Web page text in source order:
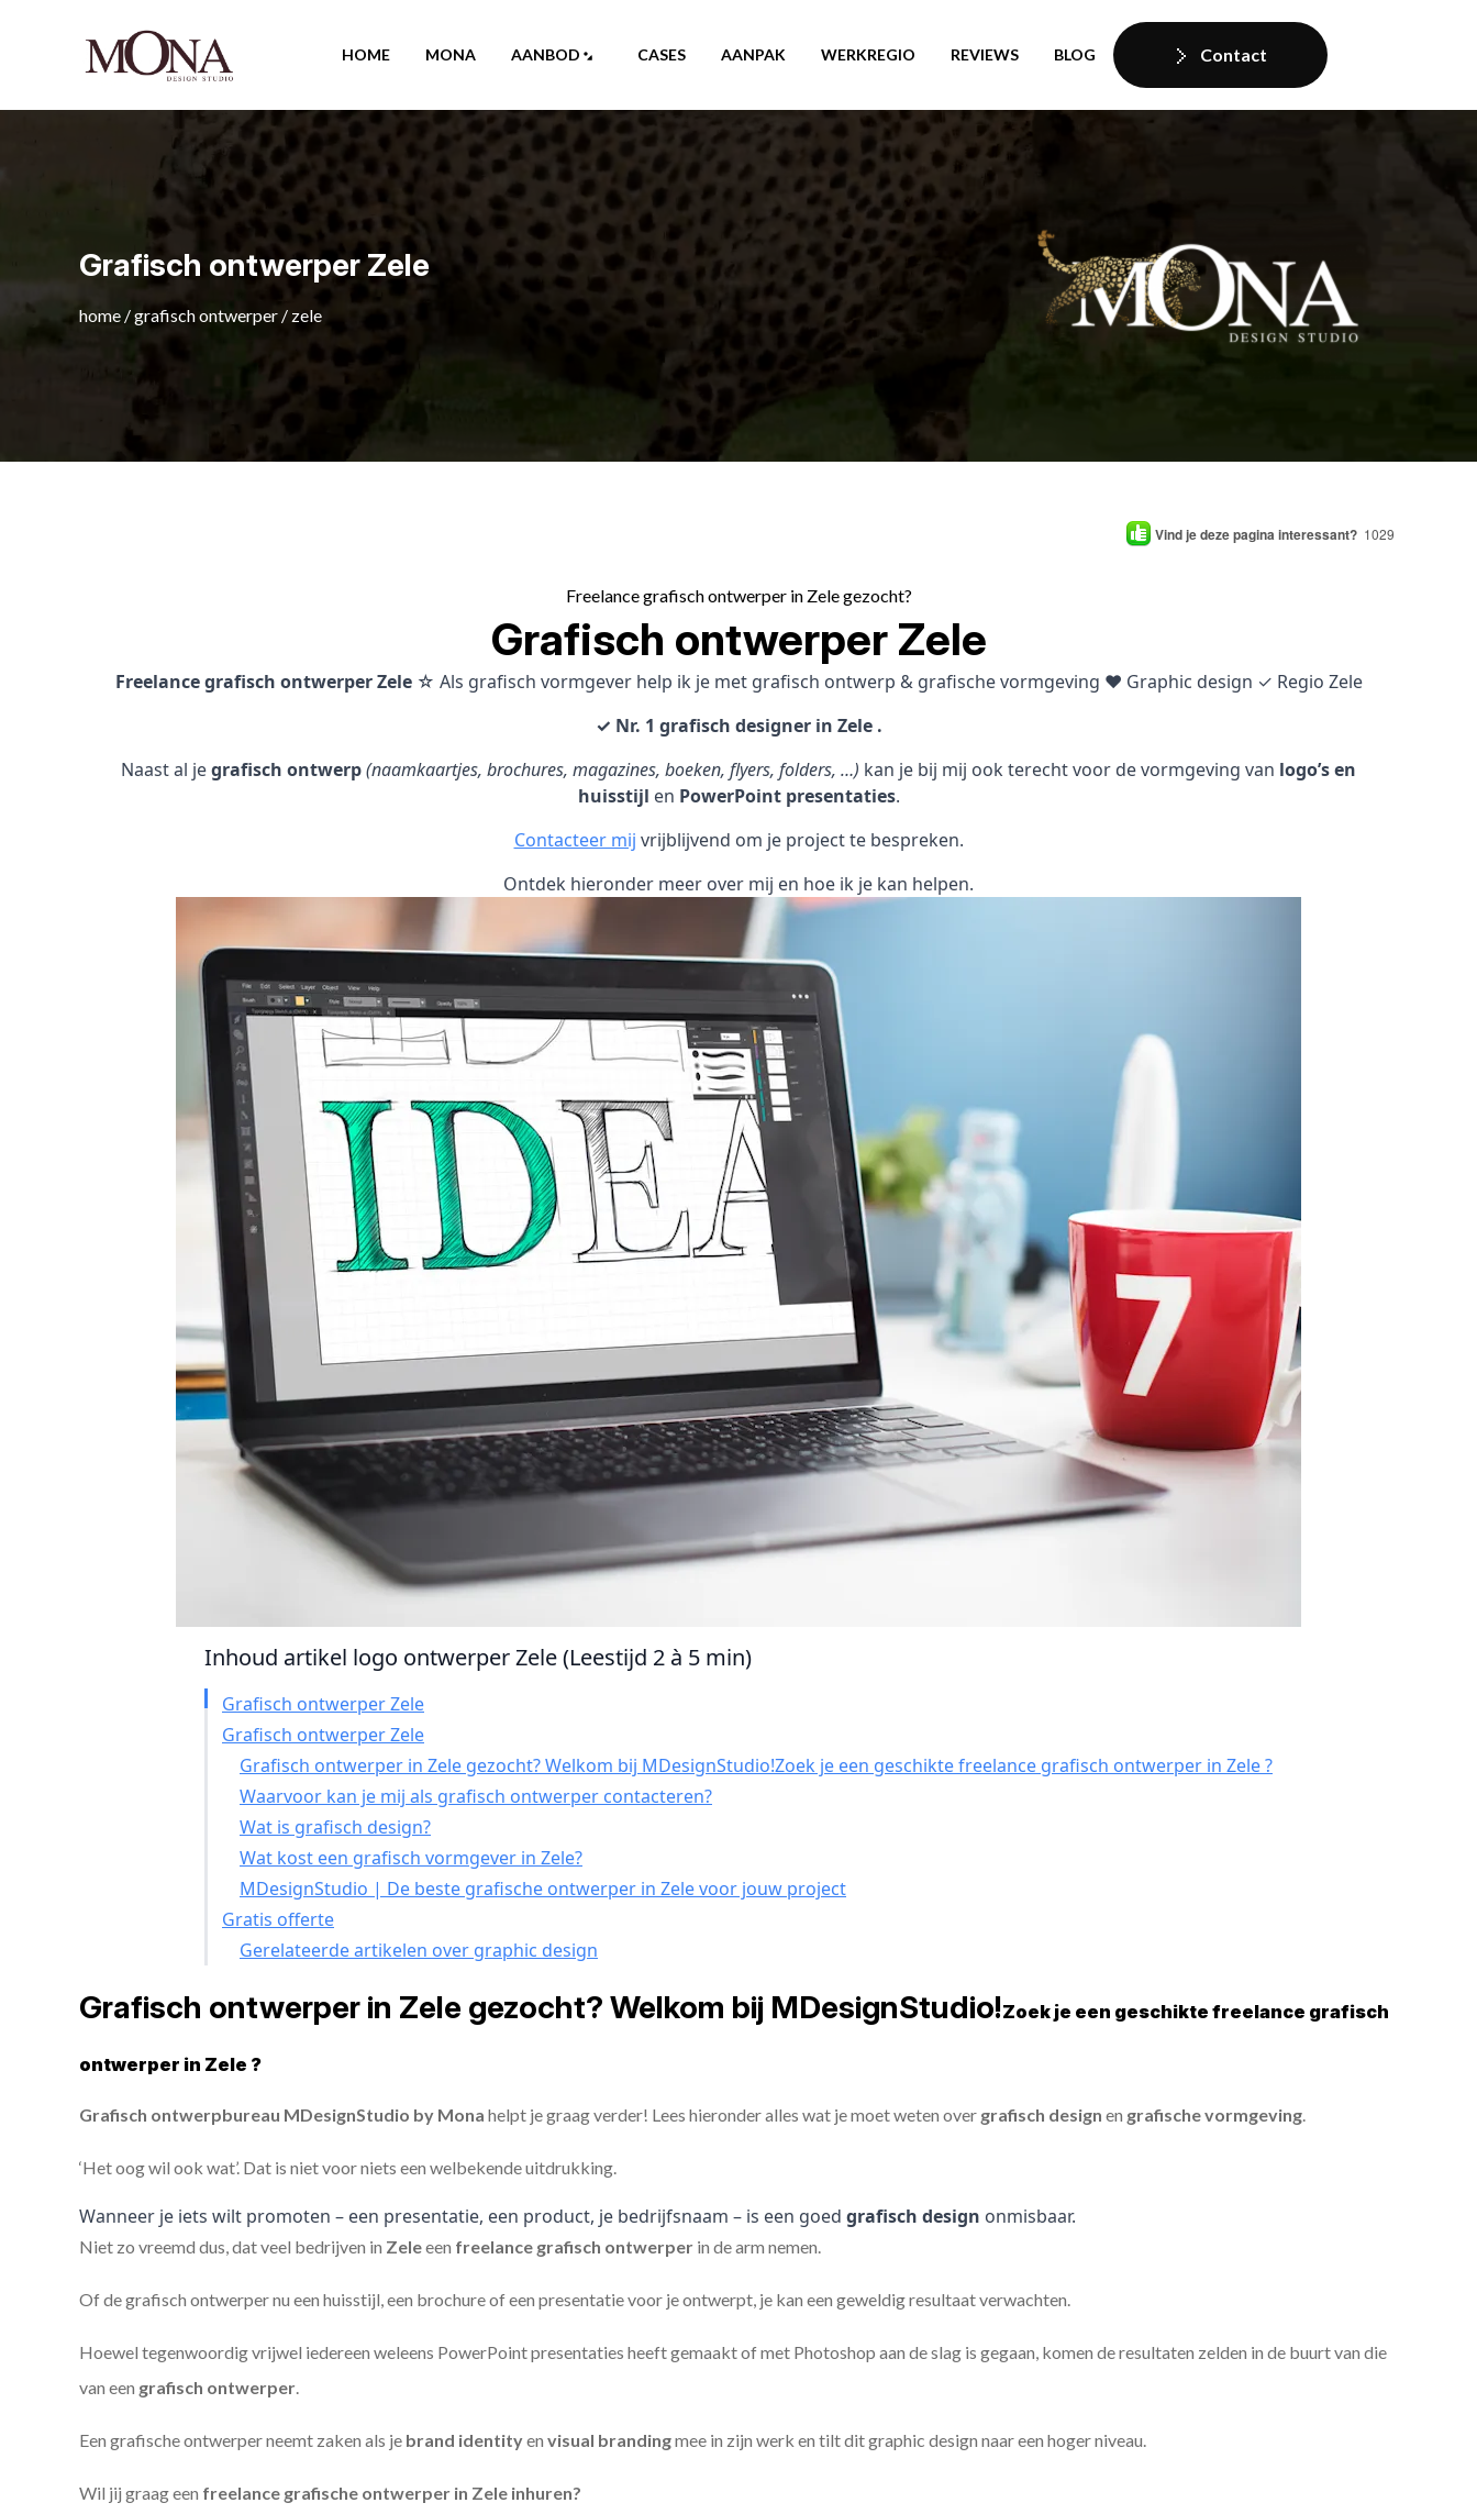
HOME MONA AANBOD CASES AANPAK WERKREGIO REVIEWS BLOG Contact
Grafisch ontwerper Zele
home /grafisch ontwerper / zele
Vind je deze pagina interessant? 1029
Freelance grafisch ontwerper in Zele gezocht?
Grafisch ontwerper Zele
Freelance grafisch ontwerper Zele ☆ Als grafisch vormgever help ik je met grafisch ontwerp & grafische vormgeving ♥ Graphic design ✓ Regio Zele
✓ Nr. 1 grafisch designer in Zele .
Naast al jegrafisch ontwerp(naamkaartjes, brochures, magazines, boeken, flyers, folders, …) kan je bij mij ook terecht voor de vormgeving van logo’s en
huisstijl en PowerPoint presentaties.
Contacteer mij vrijblijvend om je project te bespreken.
Ontdek hieronder meer over mij en hoe ik je kan helpen.
Inhoud artikel logo ontwerper Zele (Leestijd 2 à 5 min)
Grafisch ontwerper Zele
Grafisch ontwerper Zele
Grafisch ontwerper in Zele gezocht? Welkom bij MDesignStudio!Zoek je een geschikte freelance grafisch ontwerper in Zele ?
Waarvoor kan je mij als grafisch ontwerper contacteren?
Wat is grafisch design?
Wat kost een grafisch vormgever in Zele?
MDesignStudio | De beste grafische ontwerper in Zele voor jouw project
Gratis offerte
Gerelateerde artikelen over graphic design
Grafisch ontwerper in Zele gezocht? Welkom bij MDesignStudio!Zoek je een geschikte freelance grafisch
ontwerper in Zele ?
Grafisch ontwerpbureau MDesignStudio by Mona helpt je graag verder! Lees hieronder alles wat je moet weten over grafisch design en grafische vormgeving.
‘Het oog wil ook wat’. Dat is niet voor niets een welbekende uitdrukking.
Wanneer je iets wilt promoten – een presentatie, een product, je bedrijfsnaam – is een goed grafisch design onmisbaar.
Niet zo vreemd dus, dat veel bedrijven in Zeleeen freelance grafisch ontwerper in de arm nemen.
Of de grafisch ontwerper nu een huisstijl, een brochure of een presentatie voor je ontwerpt, je kan een geweldig resultaat verwachten.
Hoewel tegenwoordig vrijwel iedereen weleens PowerPoint presentaties heeft gemaakt of met Photoshop aan de slag is gegaan, komen de resultaten zelden in de buurt van die
van een grafisch ontwerper.
Een grafische ontwerper neemt zaken als je brand identityen visual brandingmee in zijn werk en tilt dit graphic design naar een hoger niveau.
Wil jij graag een freelance grafische ontwerper in Zele inhuren?